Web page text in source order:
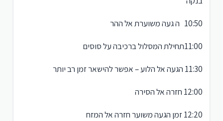
10:50 ה געה משוערת אל ההר
11:00תחילת המסלול ברכיבה על סוסים
11:30 הגעה אל הלוע – אפשר להישאר זמן רב יותר
12:00 חזרה אל הסירה
12:20 זמן הגעה משוער חזרה אל המזח